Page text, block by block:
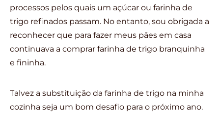
processos pelos quais um açúcar ou farinha de
trigo refinados passam. No entanto, sou obrigada a
reconhecer que para fazer meus pães em casa
continuava a comprar farinha de trigo branquinha
e fininha.
Talvez a substituição da farinha de trigo na minha
cozinha seja um bom desafio para o próximo ano.